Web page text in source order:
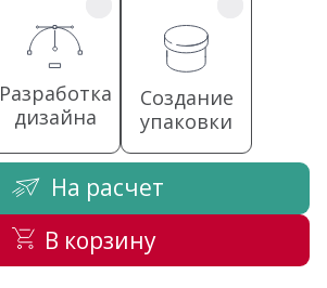
Разработка
дизайна
Создание
упаковки
На расчет
В корзину